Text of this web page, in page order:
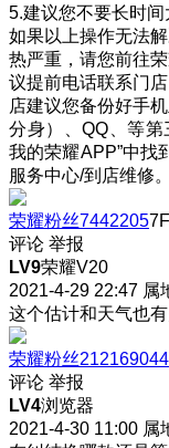
5.建议您不要长时间
如果以上操作无法
热严重，请您前往
议提前电话联系门
店建议您备份好手
分身）、QQ、等
我的荣耀APP”中找
服务中心/到店维修。
荣耀粉丝74422057F
评论 举报
LV9荣耀V20
2021-4-29 22:47 属
这个估计和天气也有
荣耀粉丝212169044
评论 举报
LV4浏览器
2021-4-30 11:00 属